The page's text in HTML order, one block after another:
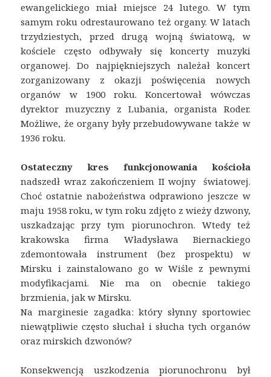
ewangelickiego miał miejsce 24 lutego. W tym
samym roku odrestaurowano też organy. W latach
trzydziestych, przed drugą wojną światową, w
kościele często odbywały się koncerty muzyki
organowej. Do najpiękniejszych należał koncert
zorganizowany z okazji poświęcenia nowych
organów w 1900 roku. Koncertował wówczas
dyrektor muzyczny z Lubania, organista Roder.
Możliwe, że organy były przebudowywane także w
1936 roku.
Ostateczny kres funkcjonowania kościoła
nadszedł wraz zakończeniem II wojny światowej.
Choć ostatnie nabożeństwa odprawiono jeszcze w
maju 1958 roku, w tym roku zdjęto z wieży dzwony,
uszkadzając przy tym piorunochron. Wtedy też
krakowska firma Władysława Biernackiego
zdemontowała instrument (bez prospektu) w
Mirsku i zainstalowano go w Wiśle z pewnymi
modyfikacjami. Nie ma on obecnie takiego
brzmienia, jak w Mirsku.
Na marginesie zagadka: który słynny sportowiec
niewątpliwie często słuchał i słucha tych organów
oraz mirskich dzwonów?
Konsekwencją uszkodzenia piorunochronu był